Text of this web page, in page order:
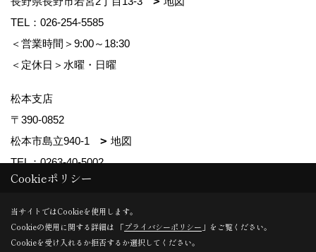
TEL： 026-254-5585
＜営業時間＞9:00～18:30
＜定休日＞水曜・日曜
松本支店
〒390-0852
松本市島立940-1
地図
TEL：0263-40-5002
＜営業時間＞9:00～18:30
本社
Cookieポリシー
当サイトではCookieを使用します。
Cookieの使用に関する詳細は 「プライバシーポリシー 」をご覧ください。
Cookieを受け入れるか拒否するか選択してください。